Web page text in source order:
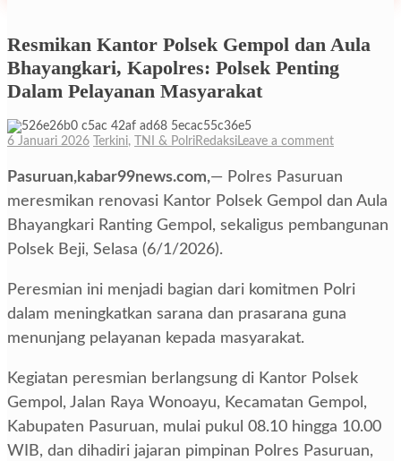
Resmikan Kantor Polsek Gempol dan Aula
Bhayangkari, Kapolres: Polsek Penting
Dalam Pelayanan Masyarakat
6 Januari 2026 Terkini, TNI & PolriRedaksiLeave a comment
Pasuruan,kabar99news.com,— Polres Pasuruan
meresmikan renovasi Kantor Polsek Gempol dan Aula
Bhayangkari Ranting Gempol, sekaligus pembangunan
Polsek Beji, Selasa (6/1/2026).
Peresmian ini menjadi bagian dari komitmen Polri
dalam meningkatkan sarana dan prasarana guna
menunjang pelayanan kepada masyarakat.
Kegiatan peresmian berlangsung di Kantor Polsek
Gempol, Jalan Raya Wonoayu, Kecamatan Gempol,
Kabupaten Pasuruan, mulai pukul 08.10 hingga 10.00
WIB, dan dihadiri jajaran pimpinan Polres Pasuruan,